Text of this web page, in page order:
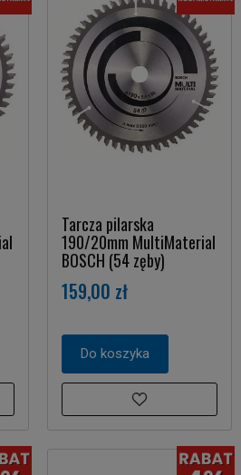
Tarcza pilarska
190/20mm MultiMaterial
BOSCH (54 zęby)
159,00 zł
Do koszyka